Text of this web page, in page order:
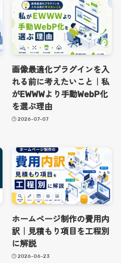
画像最適化プラグインを入
れる前に考えたいこと｜私
がEWWWより手動WebP化
を選ぶ理由
2026-07-07
ホームページ制作の費用内
訳｜見積もり項目を工程別
に解説
2026-06-23